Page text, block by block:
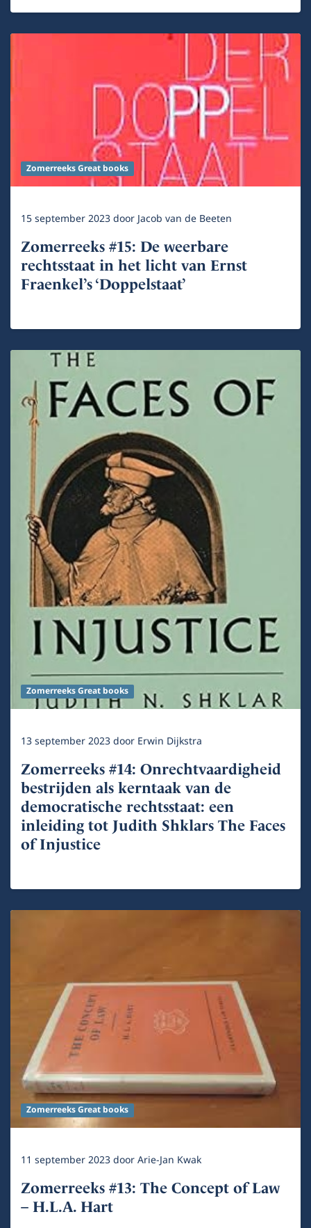
Zomerreeks Great books
15 september 2023doorJacob van de Beeten
Zomerreeks #15: De weerbare
rechtsstaat in het licht van Ernst
Fraenkel’s ‘Doppelstaat’
Zomerreeks Great books
13 september 2023door Erwin Dijkstra
Zomerreeks #14: Onrechtvaardigheid
bestrijden als kerntaak van de
democratische rechtsstaat: een
inleiding tot Judith Shklars The Faces
of Injustice
Zomerreeks Great books
11 september 2023doorArie-Jan Kwak
Zomerreeks #13: The Concept of Law
– H.L.A. Hart